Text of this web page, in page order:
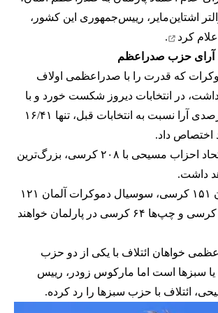
اشتاین‌مایر، رییس‌جمهوری این کشور،
اعلام کرد
.
که قدرت را با صدراعظمی اولاف
در انتخابات دیروز شکست خورد و با
کاهش حدود ۱۰ درصدی آرا نسبت به انتخابات قبل، تنها ۱۶/۴۱
اختصاص داد.
در پارلمان آینده، اتحاد احزاب مسیحی با ۲۰۸ کرسی، بزرگ‌ترین
داشت.
آلترناتیو برای آلمان ۱۵۱ کرسی، سوسیال دموکرات آلمان ۱۲۱
کرسی، سبزها ۸۵ کرسی و چپ‌ها ۶۴ کرسی در پارلمان خواهند
خواهان ائتلاف با یکی از دو حزب
سبز‌ها است اما مارکوس زودر، رییس
ائتلاف با حزب سبزها را رد کرده.